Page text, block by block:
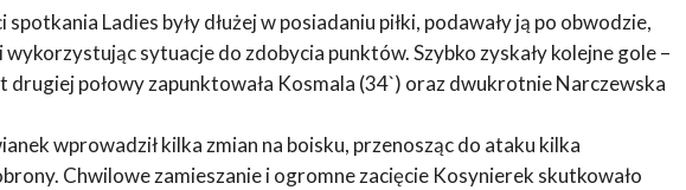
spotkania Ladies były dłużej w posiadaniu piłki, podawały ją po obwodzie,
sytuacje do zdobycia punktów. Szybko zyskały kolejne gole –
drugiej połowy zapunktowała Kosmala (34`) oraz dwukrotnie Narczewska
wprowadził kilka zmian na boisku, przenosząc do ataku kilka
Chwilowe zamieszanie i ogromne zacięcie Kosynierek skutkowało